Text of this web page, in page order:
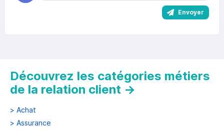
Envoyer
Découvrez les catégories métiers
de la relation client →
> Achat
> Assurance